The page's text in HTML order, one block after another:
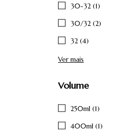
30-32 (1)
30/32 (2)
32 (4)
Ver mais
Volume
250ml (1)
400ml (1)